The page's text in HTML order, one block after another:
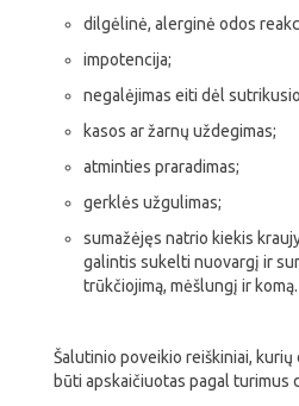
dilgėlinė, alerginė odos
impotencija;
negalėjimas eiti dėl
kasos ar žarnų uždegimas;
atminties praradimas;
gerklės užgulimas;
sumažėjęs natrio kiekis
galintis sukelti nuovargį ir
trūkčiojimą, mėšlungį ir komą.
Šalutinio poveikio reiškiniai,
būti apskaičiuotas pagal turimus